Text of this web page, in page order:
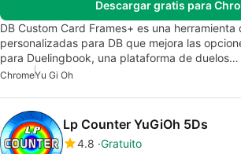
Descargar gratis para
DB Custom Card Frames+ es una herramienta
personalizadas para DB que mejora las
para Duelingbook, una plataforma de duelos…
ChromeYu Gi Oh
Lp Counter YuGiOh 5Ds
4.8 Gratuito